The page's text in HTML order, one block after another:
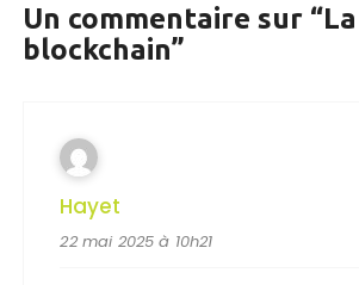
Un commentaire sur “La
blockchain”
Hayet
22 mai 2025 à 10h21